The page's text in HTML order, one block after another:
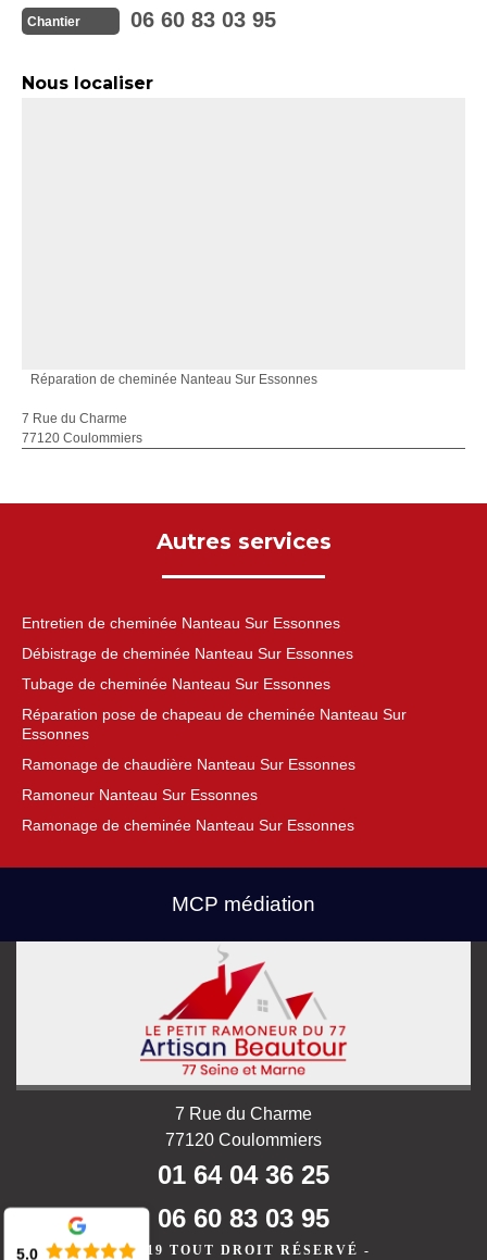
Chantier 06 60 83 03 95
Nous localiser
Réparation de cheminée Nanteau Sur Essonnes
7 Rue du Charme
77120 Coulommiers
Autres services
Entretien de cheminée Nanteau Sur Essonnes
Débistrage de cheminée Nanteau Sur Essonnes
Tubage de cheminée Nanteau Sur Essonnes
Réparation pose de chapeau de cheminée Nanteau Sur
Essonnes
Ramonage de chaudière Nanteau Sur Essonnes
Ramoneur Nanteau Sur Essonnes
Ramonage de cheminée Nanteau Sur Essonnes
MCP médiation
7 Rue du Charme
77120 Coulommiers
01 64 04 36 25
06 60 83 03 95
©2019 TOUT DROIT RÉSERVÉ -
5.0